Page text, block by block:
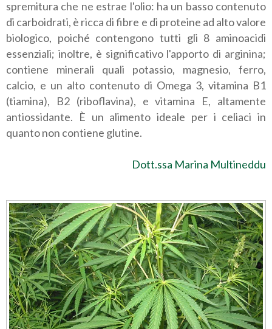
spremitura che ne estrae l'olio: ha un basso contenuto
di carboidrati, è ricca di fibre e di proteine ad alto valore
biologico, poiché contengono tutti gli 8 aminoacidi
essenziali; inoltre, è significativo l'apporto di arginina;
contiene minerali quali potassio, magnesio, ferro,
calcio, e un alto contenuto di Omega 3, vitamina B1
(tiamina), B2 (riboflavina), e vitamina E, altamente
antiossidante. È un alimento ideale per i celiaci in
quanto non contiene glutine.
Dott.ssa Marina Multineddu